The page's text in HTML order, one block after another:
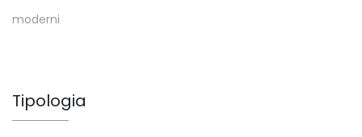
moderni
Tipologia